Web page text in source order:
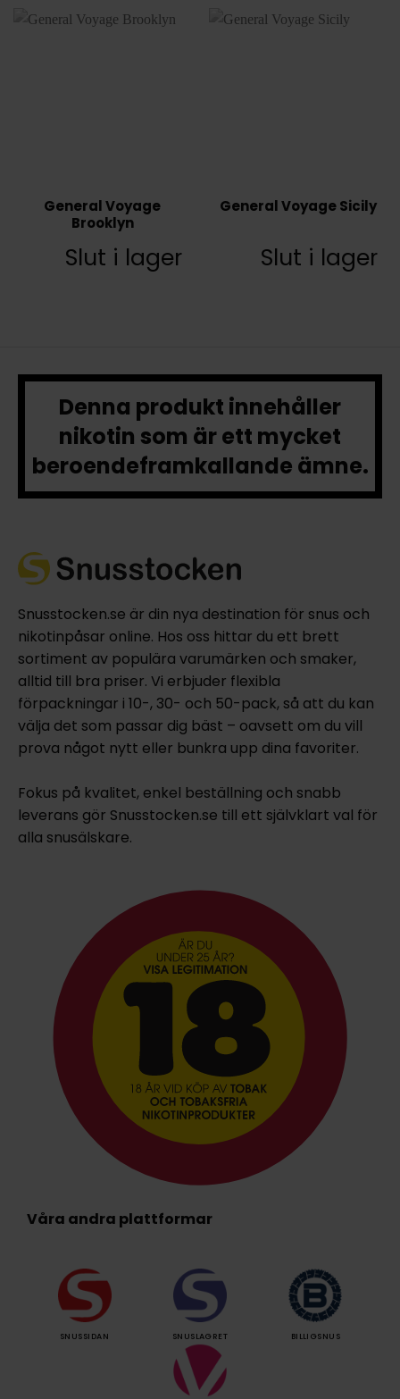
General Voyage
Brooklyn
Slut i lager
General Voyage Sicily
Slut i lager
Denna produkt innehåller
nikotin som är ett mycket
beroendeframkallande ämne.
Snusstocken.se är din nya destination för snus och
nikotinpåsar online. Hos oss hittar du ett brett
sortiment av populära varumärken och smaker,
alltid till bra priser. Vi erbjuder flexibla
förpackningar i 10-, 30- och 50-pack, så att du kan
välja det som passar dig bäst – oavsett om du vill
prova något nytt eller bunkra upp dina favoriter.
Fokus på kvalitet, enkel beställning och snabb
leverans gör Snusstocken.se till ett självklart val för
alla snusälskare.
Våra andra plattformar
SNUSSIDAN SNUSLAGRET BILLIGSNUS